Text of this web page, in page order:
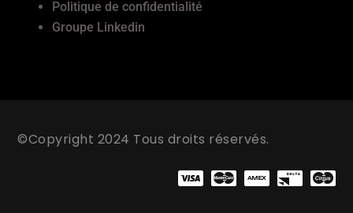
Politique de confidentialité
Groupe Linkedin
©Copyright 2024 Tous droits réservés.